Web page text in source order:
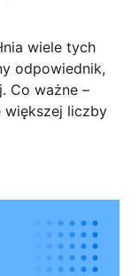
wiele tych
odpowiednik,
Co ważne –
większej liczby